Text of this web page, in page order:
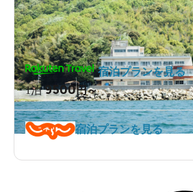
1泊9500円～
宿泊プランを見る
宿泊プランを見る